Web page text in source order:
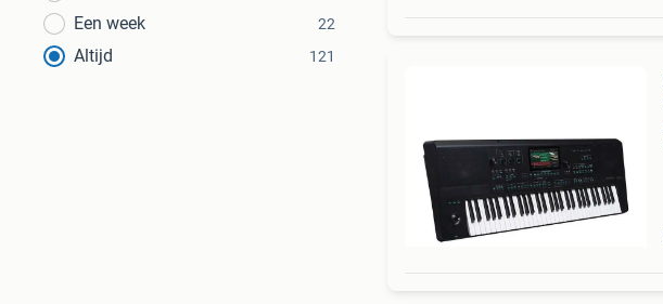
Een week 22
Altijd 121